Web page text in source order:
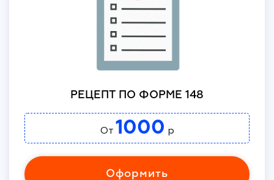
РЕЦЕПТ ПО ФОРМЕ 148
От 1000 р
Оформить